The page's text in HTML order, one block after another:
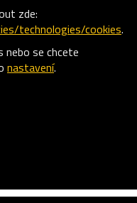
zde:
technologies/cookies.
nebo se chcete
nastavení.